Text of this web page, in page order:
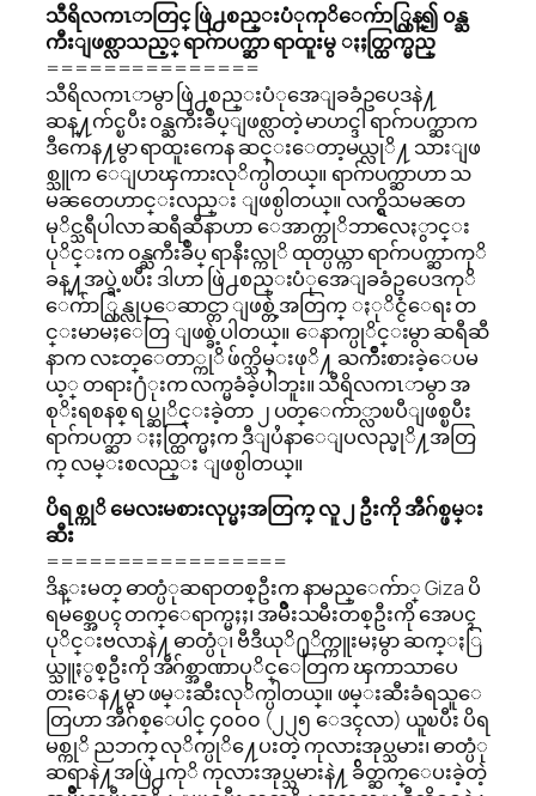
သီရိလကၤာတြင္ ဖြဲ႕စည္းပံုကုိေက်ာ္လြန္၍ ၀န္ႀ
ကီးျဖစ္လာသည့္ ရာဂ်ာပက္ဆာ ရာထူးမွ ႏႈတ္ထြက္မည္
===============
သီရိလကၤာမွာ ဖြဲ႕စည္းပံုအေျခခံဥပေဒနဲ႔
ဆန္႔က်င္ၿပီး ၀န္ႀကီးခ်ဳပ္ျဖစ္လာတဲ့ မာဟင္ဒါ ရာဂ်ာပက္ဆာက
ဒီကေန႔မွာ ရာထူးကေန ဆင္းေတာ့မယ္လုိ႔ သားျဖ
စ္သူက ေျပာၾကားလုိက္ပါတယ္။ ရာဂ်ာပက္ဆာဟာ သ
မၼတေဟာင္းလည္း ျဖစ္ပါတယ္။ လက္ရွိသမၼတ
မုိင္သရီပါလာ ဆရီဆီနာဟာ ေအာက္တုိဘာလေႏွာင္း
ပုိင္းက ၀န္ႀကီးခ်ဳပ္ ရာနီးလ္ကုိ ထုတ္ပယ္ကာ ရာဂ်ာပက္ဆာကုိ
ခန္႔အပ္ခဲ့ၿပီး ဒါဟာ ဖြဲ႕စည္းပံုအေျခခံဥပေဒကုိ
ေက်ာ္လြန္လုပ္ေဆာင္တာ ျဖစ္တဲ့အတြက္ ႏုိင္ငံေရး တ
င္းမာမႈေတြ ျဖစ္ခဲ့ပါတယ္။ ေနာက္ပုိင္းမွာ ဆရီဆီ
နာက လႊတ္ေတာ္ကုိ ဖ်က္သိမ္းဖုိ႔ ႀကိဳးစားခဲ့ေပမ
ယ့္ တရား႐ံုးက လက္မခံခဲ့ပါဘူး။ သီရိလကၤာမွာ အ
စုိးရစနစ္ ရပ္ဆုိင္းခဲ့တာ ၂ ပတ္ေက်ာ္လာၿပီျဖစ္ၿပီး
ရာဂ်ာပက္ဆာ ႏႈတ္ထြက္မႈက ဒီျပႆနာေျပလည္ဖုိ႔အတြ
က္ လမ္းစလည္း ျဖစ္ပါတယ္။
ပိရစ္ကုိ မေလးမစားလုပ္မႈအတြက္ လူ ၂ ဦးကို အီဂ်စ္ဖမ္း
ဆီး
=================
ဒိန္းမတ္ ဓာတ္ပံုဆရာတစ္ဦးက နာမည္ေက်ာ္ Giza ပိ
ရမစ္အေပၚ တက္ေရာက္မႈႈ၊ အမ်ိဳးသမီးတစ္ဦးကို အေပၚ
ပုိင္းဗလာနဲ႔ ဓာတ္ပံု၊ ဗီဒီယုိ႐ုိက္ကူးမႈမွာ ဆက္ႏြ
ယ္သူႏွစ္ဦးကို အီဂ်စ္အာဏာပုိင္ေတြက ၾကာသာပေ
တးေန႔မွာ ဖမ္းဆီးလုိက္ပါတယ္။ ဖမ္းဆီးခံရသူေ
တြဟာ အီဂ်စ္ေပါင္ ၄၀၀၀ (၂၂၅ ေဒၚလာ) ယူၿပီး ပိရ
မစ္ကုိ ညဘက္ လုိက္ပုိ႔ေပးတဲ့ ကုလားအုပ္သမား၊ ဓာတ္ပံု
ဆရာနဲ႔အဖြဲ႕ကုိ ကုလားအုပ္သမားနဲ႔ ခ်ိတ္ဆက္ေပးခဲ့တဲ့